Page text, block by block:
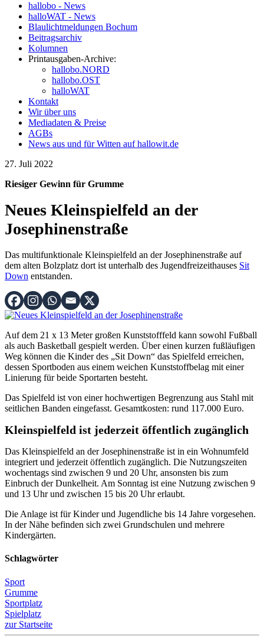
hallobo - News
halloWAT - News
Blaulichtmeldungen Bochum
Beitragsarchiv
Kolumnen
Printausgaben-Archive:
hallobo.NORD
hallobo.OST
halloWAT
Kontakt
Wir über uns
Mediadaten & Preise
AGBs
News aus und für Witten auf hallowit.de
27. Juli 2022
Riesiger Gewinn für Grumme
Neues Kleinspielfeld an der
Josephinenstraße
Das multifunktionale Kleinspielfeld an der Josephinenstraße auf
dem alten Bolzplatz dort ist unterhalb des Jugendfreizeithauses Sit
Down entstanden.
Auf dem 21 x 13 Meter großen Kunststofffeld kann sowohl Fußball
als auch Basketball gespielt werden. Über einen kurzen fußläufigen
Weg können die Kinder des „Sit Down“ das Spielfeld erreichen,
dessen Sportboden aus einem weichen Kunststoffbelag mit einer
Linierung für beide Sportarten besteht.
Das Spielfeld ist von einer hochwertigen Begrenzung aus Stahl mit
seitlichen Banden eingefasst. Gesamtkosten: rund 117.000 Euro.
Kleinspielfeld ist jederzeit öffentlich zugänglich
Das Kleinspielfeld an der Josephinenstraße ist in ein Wohnumfeld
integriert und jederzeit öffentlich zugänglich. Die Nutzungszeiten
wochentags sind zwischen 9 und 20 Uhr, ansonsten bis zum
Einbruch der Dunkelheit. Am Sonntag ist eine Nutzung zwischen 9
und 13 Uhr und zwischen 15 bis 20 Uhr erlaubt.
Die Anlage ist für Kinder und Jugendliche bis 14 Jahre vorgesehen.
In der Nähe befinden sich zwei Grundschulen und mehrere
Kindergärten.
Schlagwörter
Sport
Grumme
Sportplatz
Spielplatz
zur Startseite